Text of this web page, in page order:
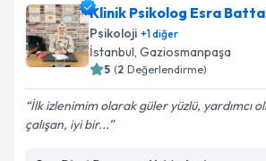
Klinik Psikolog Esra
Psikoloji +1diğer
İstanbul, Gaziosmanpaşa
5 (2 Değerlendirme)
İlk izlenimim olarak güler yüzlü, yardımcı
çalışan, iyi bir...